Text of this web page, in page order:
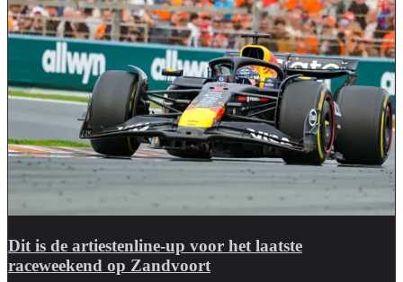
Dit is de artiestenline-up voor het laatste
raceweekend op Zandvoort